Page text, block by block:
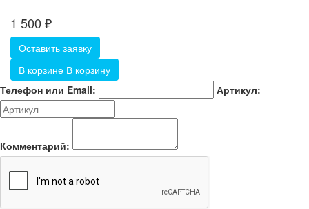
1 500 ₽
Оставить заявку
В корзине В корзину
Телефон или Email:
Артикул:
Комментарий: